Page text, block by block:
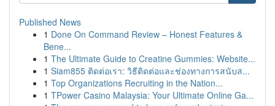
Published News
1 Done On Command Review – Honest Features &
Bene...
1 The Ultimate Guide to Creatine Gummies: Website...
1 Siam855 ติดต่อเรา: วิธีติดต่อและช่องทางการสนับส...
1 Top Organizations Recruiting in the Nation...
1 TPower Casino Malaysia: Your Ultimate Online Ga...